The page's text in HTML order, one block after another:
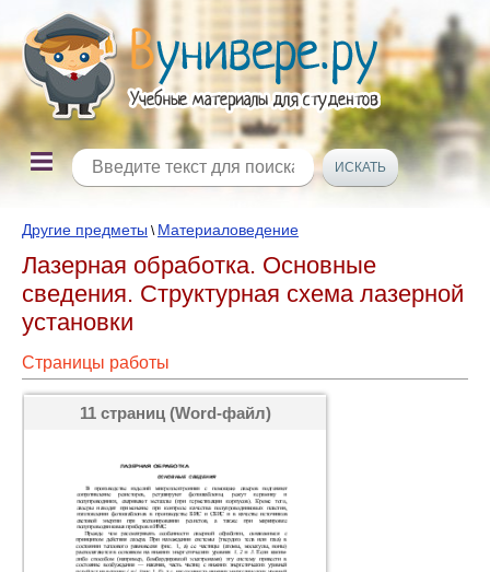
Другие предметы \ Материаловедение
Лазерная обработка. Основные
сведения. Структурная схема лазерной
установки
Страницы работы
11 страниц (Word-файл)